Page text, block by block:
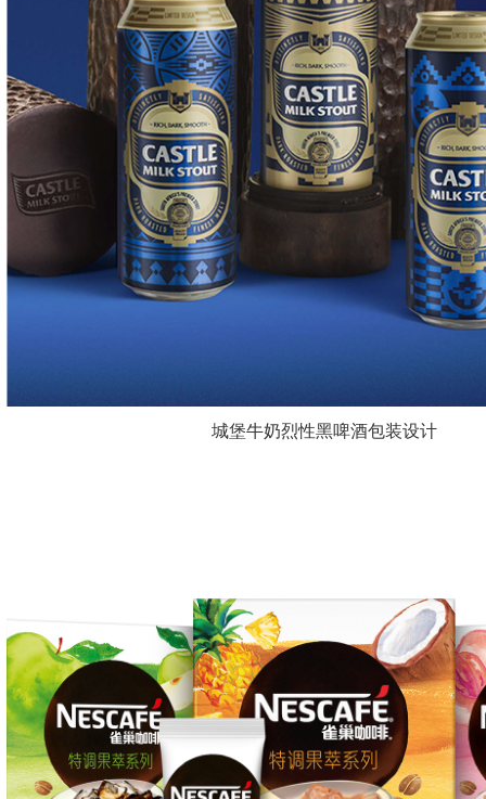
城堡牛奶烈性黑啤酒包装设计